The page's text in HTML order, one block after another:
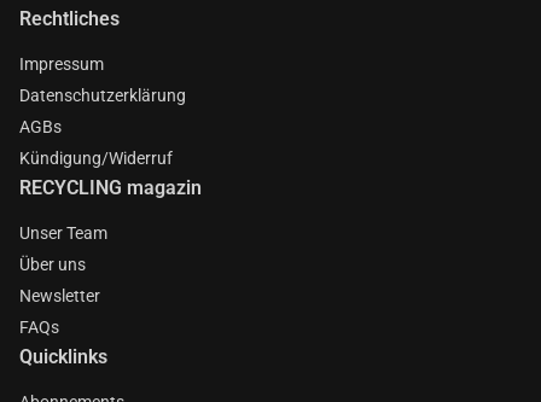
Rechtliches
Impressum
Datenschutzerklärung
AGBs
Kündigung/Widerruf
RECYCLING magazin
Unser Team
Über uns
Newsletter
FAQs
Quicklinks